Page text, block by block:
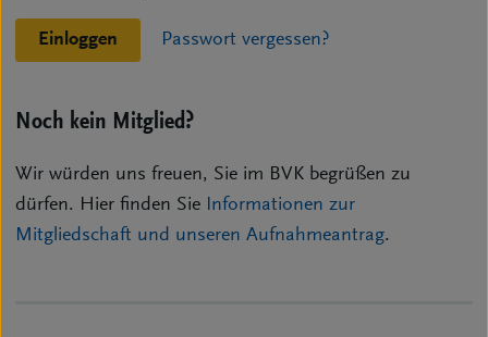
Einloggen Passwort vergessen?
Noch kein Mitglied?
Wir würden uns freuen, Sie im BVK begrüßen zu
dürfen. Hier finden Sie Informationen zur
Mitgliedschaft und unseren Aufnahmeantrag.